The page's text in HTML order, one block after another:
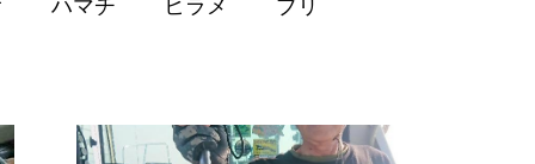
ハマチ ヒラメ ブリ